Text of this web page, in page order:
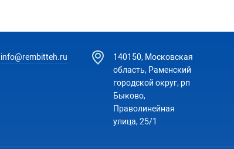
info@rembitteh.ru
140150, Московская
область, Раменский
городской округ, рп
Быково,
Праволинейная
улица, 25/1